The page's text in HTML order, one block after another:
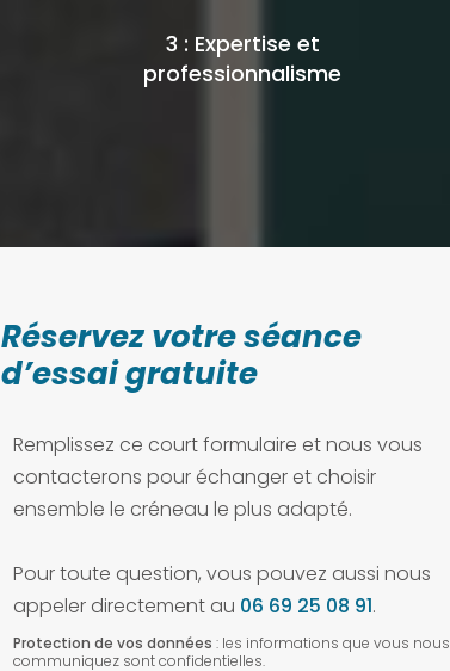
3 : Expertise et
professionnalisme
Réservez votre séance
d’essai gratuite
Remplissez ce court formulaire et nous vous
contacterons pour échanger et choisir
ensemble le créneau le plus adapté.
Pour toute question, vous pouvez aussi nous
appeler directement au 06 69 25 08 91.
Protection de vos données : les informations que vous nous
communiquez sont confidentielles.